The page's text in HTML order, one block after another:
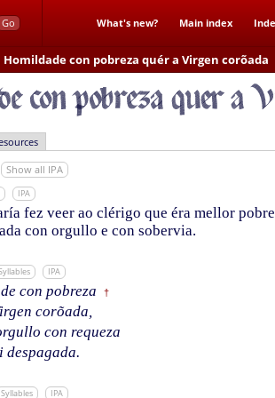
Go What's new? Main index
Homildade con pobreza quér a Virgen corõada
Show all IPA
IPA
fez veer ao clérigo que éra mellor
con orgullo e con sobervia.
IPA
con pobreza †
corõada,
con requeza
despagada.
Syllables IPA